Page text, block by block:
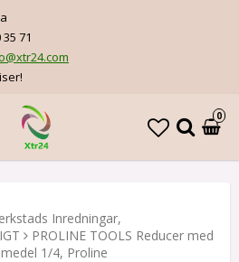
71
0
Inredningar,
PROLINE TOOLS Reducer med
1/4, Proline